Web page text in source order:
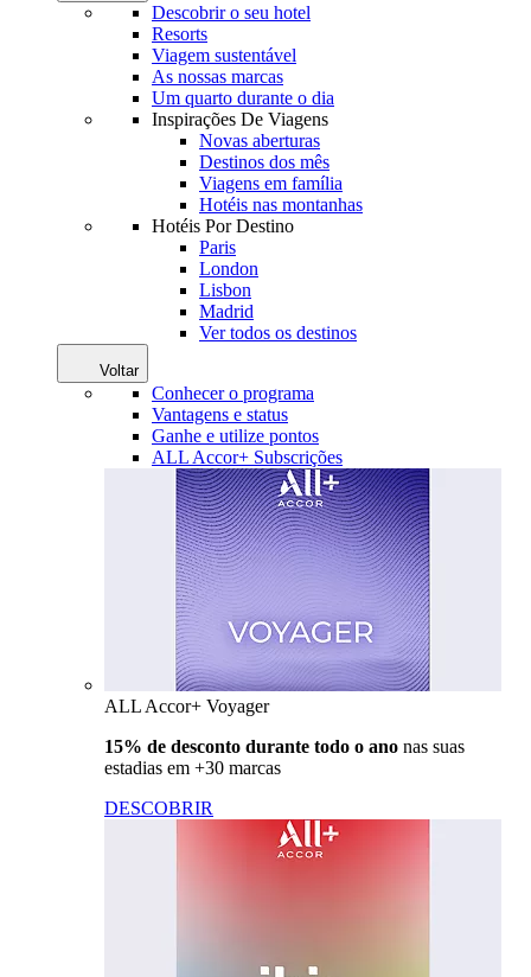
Descobrir o seu hotel
Resorts
Viagem sustentável
As nossas marcas
Um quarto durante o dia
Inspirações De Viagens
Novas aberturas
Destinos dos mês
Viagens em família
Hotéis nas montanhas
Hotéis Por Destino
Paris
London
Lisbon
Madrid
Ver todos os destinos
Voltar
Conhecer o programa
Vantagens e status
Ganhe e utilize pontos
ALL Accor+ Subscrições
ALL Accor+ Voyager
15% de desconto durante todo o ano nas suas
estadias em +30 marcas
DESCOBRIR